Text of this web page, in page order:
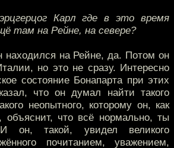
Карл где в это время
там на Рейне, на севере?
находился на Рейне, да. Потом он
но это не сразу. Интересно
состояние Бонапарта при этих
что он думал найти такого
неопытного, которому он, как
что всё нормально, ты
он, такой, увидел великого
почитанием, уважением,